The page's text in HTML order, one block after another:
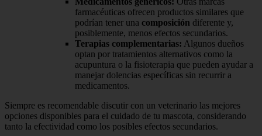
farmacéuticas ofrecen productos similares que
podrían tener una composición diferente y,
posiblemente, menos efectos secundarios.
Terapias complementarias: Algunos dueños
optan por tratamientos alternativos como la
acupuntura o la fisioterapia que pueden ayudar a
manejar dolencias específicas sin recurrir a
medicamentos.
Siempre es recomendable discutir con un veterinario las mejores
opciones disponibles para el cuidado de tu mascota, considerando
tanto la efectividad como los posibles efectos secundarios.